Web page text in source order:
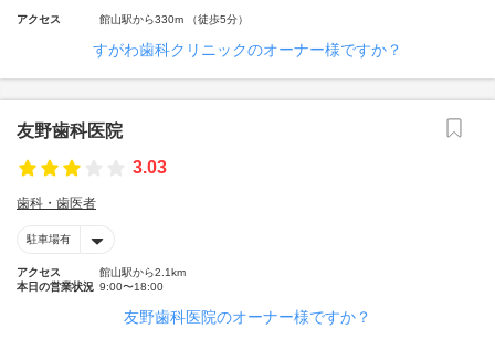
アクセス 館山駅から330m （徒歩5分）
すがわ歯科クリニックのオーナー様ですか？
友野歯科医院
3.03
歯科・歯医者
駐車場有
アクセス
館山駅から2.1km
本日の営業状況 9:00〜18:00
友野歯科医院のオーナー様ですか？